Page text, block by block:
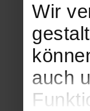
Wir
auch